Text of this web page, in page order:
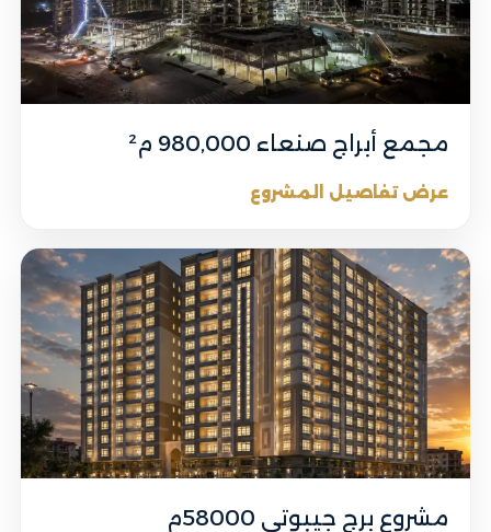
مجمع أبراج صنعاء 980,000 م²
عرض تفاصيل المشروع
مشروع برج جيبوتي 58000م